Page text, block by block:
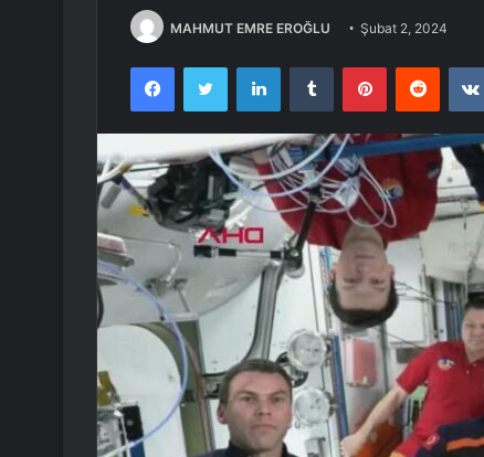
MAHMUT EMRE EROĞLU Şubat 2, 2024
FacebookTwitter LinkedInTumblr PinterestReddit